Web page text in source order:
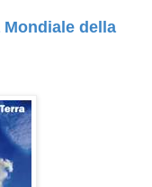
Mondiale della